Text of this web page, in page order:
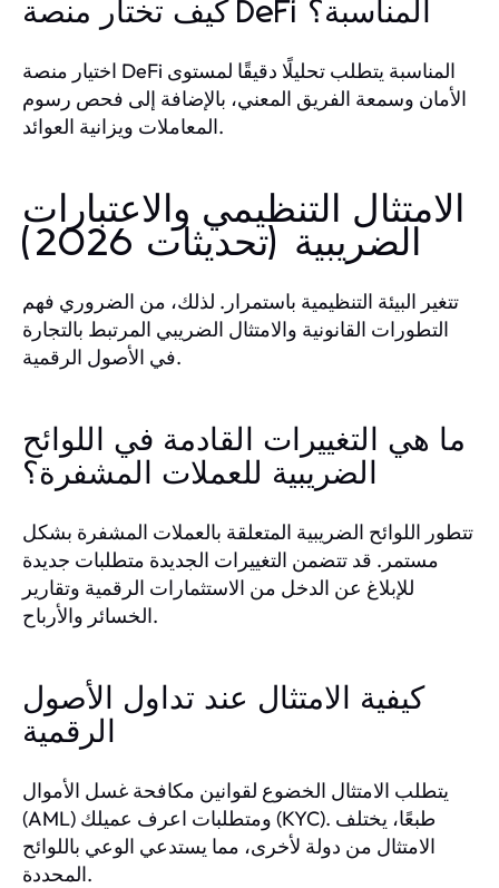
كيف تختار منصة DeFi المناسبة؟
اختيار منصة DeFi المناسبة يتطلب تحليلًا دقيقًا لمستوى
الأمان وسمعة الفريق المعني، بالإضافة إلى فحص رسوم
المعاملات ويزانية العوائد.
الامتثال التنظيمي والاعتبارات
الضريبية (تحديثات 2026)
تتغير البيئة التنظيمية باستمرار. لذلك، من الضروري فهم
التطورات القانونية والامتثال الضريبي المرتبط بالتجارة
في الأصول الرقمية.
ما هي التغييرات القادمة في اللوائح
الضريبية للعملات المشفرة؟
تتطور اللوائح الضريبية المتعلقة بالعملات المشفرة بشكل
مستمر. قد تتضمن التغييرات الجديدة متطلبات جديدة
للإبلاغ عن الدخل من الاستثمارات الرقمية وتقارير
الخسائر والأرباح.
كيفية الامتثال عند تداول الأصول
الرقمية
يتطلب الامتثال الخضوع لقوانين مكافحة غسل الأموال
(AML) ومتطلبات اعرف عميلك (KYC). طبعًا، يختلف
الامتثال من دولة لأخرى، مما يستدعي الوعي باللوائح
المحددة.